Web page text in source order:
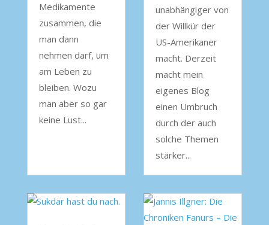
Medikamente
zusammen, die
man dann
nehmen darf, um
am Leben zu
bleiben. Wozu
man aber so gar
keine Lust...
unabhängiger von
der Willkür der
US-Amerikaner
macht. Derzeit
macht mein
eigenes Blog
einen Umbruch
durch der auch
solche Themen
stärker...